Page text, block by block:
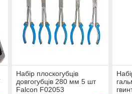
Набір плоскогубців
довгогубців 280 мм 5 шт
Falcon F02053